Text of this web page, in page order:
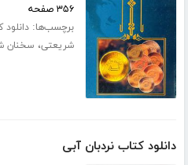
۳۵۶ صفحه
برچسب‌ها:
شریعتی، سخنان
دانلود کتاب نردبان آبی